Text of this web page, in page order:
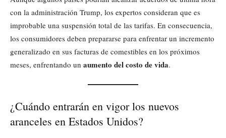
con la administración Trump, los expertos consideran que es
improbable una suspensión total de las tarifas. En consecuencia,
los consumidores deben prepararse para enfrentar un incremento
generalizado en sus facturas de comestibles en los próximos
meses, enfrentando un aumento del costo de vida.
¿Cuándo entrarán en vigor los nuevos
aranceles en Estados Unidos?